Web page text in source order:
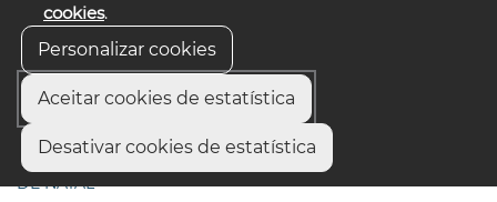
cookies.
Personalizar cookies
Aceitar cookies de estatística
Desativar cookies de estatística
Início
MUNICÍPIO DE ANADIA ENTREGOU PRÉMIOS DO SORTEIO
DE NATAL